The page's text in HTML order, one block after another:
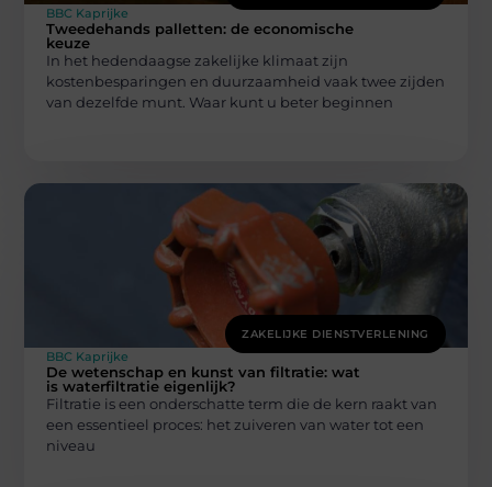
BBC Kaprijke
Tweedehands palletten: de economische
keuze
In het hedendaagse zakelijke klimaat zijn
kostenbesparingen en duurzaamheid vaak twee zijden
van dezelfde munt. Waar kunt u beter beginnen
ZAKELIJKE DIENSTVERLENING
BBC Kaprijke
De wetenschap en kunst van filtratie: wat
is waterfiltratie eigenlijk?
Filtratie is een onderschatte term die de kern raakt van
een essentieel proces: het zuiveren van water tot een
niveau